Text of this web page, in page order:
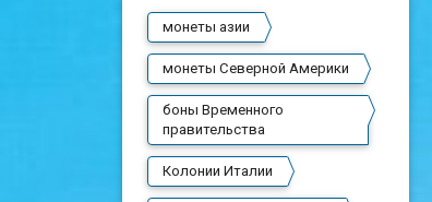
монеты азии
монеты Северной Америки
боны Временного
правительства
Колонии Италии